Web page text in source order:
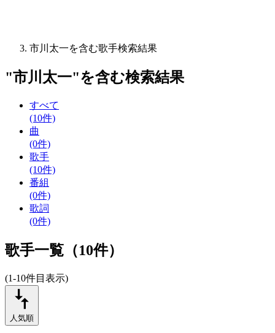
市川太一を含む歌手検索結果
"市川太一"を含む検索結果
すべて
(10件)
曲
(0件)
歌手
(10件)
番組
(0件)
歌詞
(0件)
歌手一覧（10件）
(1-10件目表示)
人気順